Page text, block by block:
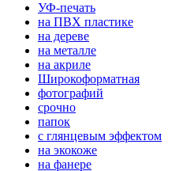
УФ-печать
на ПВХ пластике
на дереве
на металле
на акриле
Широкоформатная
фотографий
срочно
папок
с глянцевым эффектом
на экокоже
на фанере